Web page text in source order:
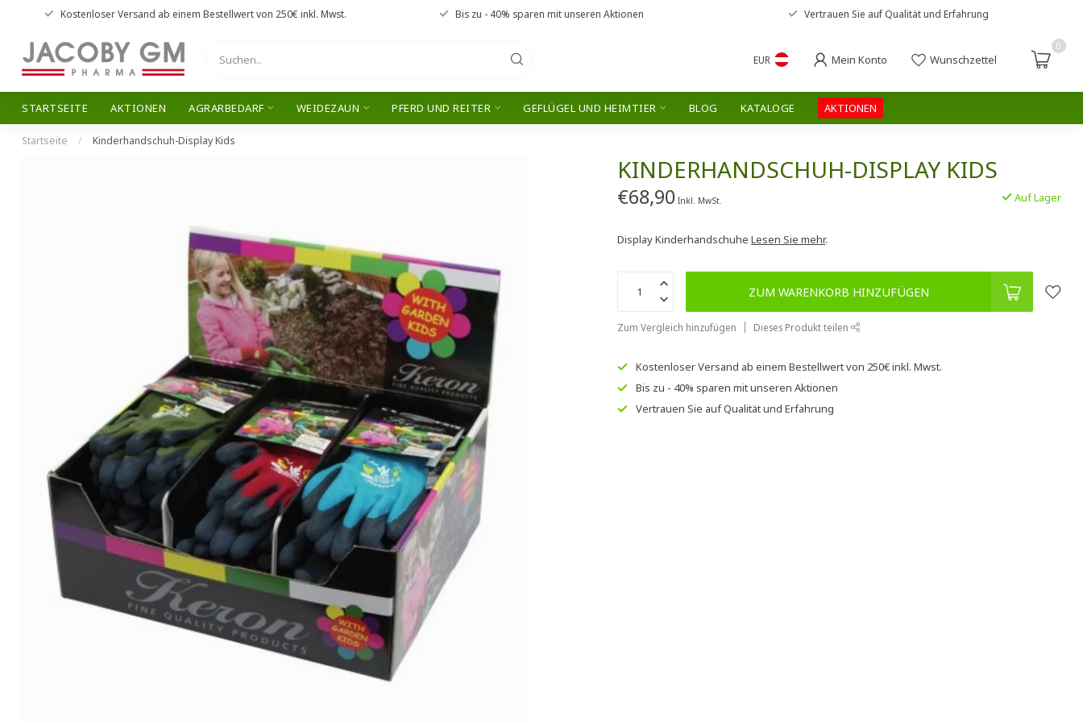
Kostenloser Versand ab einem Bestellwert von 250€ inkl. Mwst. Bis zu - 40% sparen mit unseren Aktionen Vertrauen Sie auf Qualität und Erfahrung
EUR Mein Konto Wunschzettel
0
STARTSEITE AKTIONEN AGRARBEDARF WEIDEZAUN PFERD UND REITER GEFLÜGEL UND HEIMTIER BLOG KATALOGE AKTIONEN
Startseite / Kinderhandschuh-Display Kids
KINDERHANDSCHUH-DISPLAY KIDS
€68,90 Inkl. MwSt. Auf Lager
Display KinderhandschuheLesen Sie mehr.
ZUM WARENKORB HINZUFÜGEN
Zum Vergleich hinzufügen Dieses Produkt teilen
Kostenloser Versand ab einem Bestellwert von 250€inkl. Mwst.
Bis zu - 40% sparen mit unserenAktionen
Vertrauen Sie aufQualität und Erfahrung